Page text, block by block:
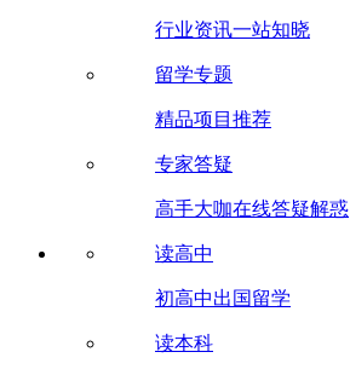
行业资讯一站知晓
留学专题
精品项目推荐
专家答疑
高手大咖在线答疑解惑
读高中
初高中出国留学
读本科